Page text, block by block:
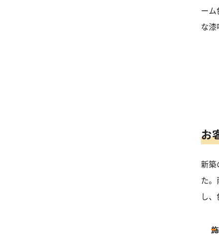
ー
な
お
新築
た
し